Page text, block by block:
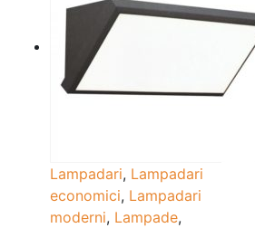
Lampadari, Lampadari
economici, Lampadari
moderni, Lampade,